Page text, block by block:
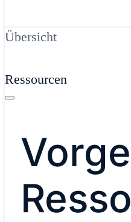
Übersicht
Ressourcen